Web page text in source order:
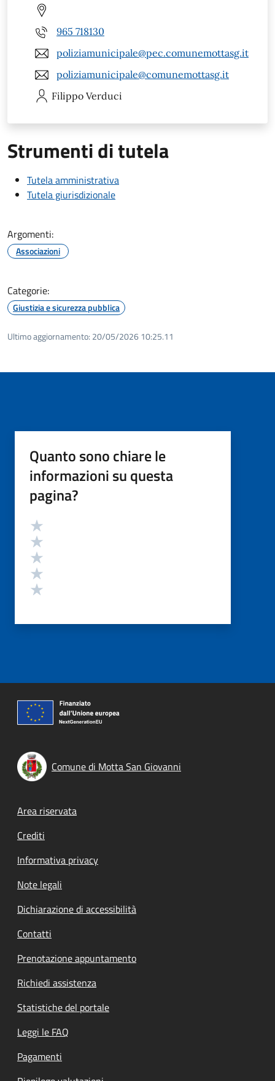
965 718130
poliziamunicipale@pec.comunemottasg.it
poliziamunicipale@comunemottasg.it
Filippo Verduci
Strumenti di tutela
Tutela amministrativa
Tutela giurisdizionale
Argomenti:
Associazioni
Categorie:
Giustizia e sicurezza pubblica
Ultimo aggiornamento: 20/05/2026 10:25.11
Quanto sono chiare le
informazioni su questa
pagina?
Valutazione
Comune di Motta San Giovanni
Footer menu
Area riservata
Crediti
Informativa privacy
Note legali
Dichiarazione di accessibilità
Contatti
Prenotazione appuntamento
Richiedi assistenza
Statistiche del portale
Leggi le FAQ
Pagamenti